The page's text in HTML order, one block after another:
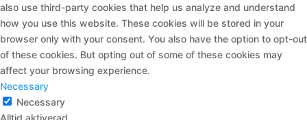
also use third-party cookies that help us analyze and understand
how you use this website. These cookies will be stored in your
browser only with your consent. You also have the option to opt-out
of these cookies. But opting out of some of these cookies may
affect your browsing experience.
Necessary
Necessary
Alltid aktiverad